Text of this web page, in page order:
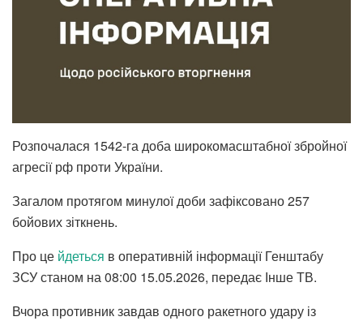
Розпочалася 1542-га доба широкомасштабної збройної
агресії рф проти України.
Загалом протягом минулої доби зафіксовано 257
бойових зіткнень.
Про це йдеться в оперативній інформації Генштабу
ЗСУ станом на 08:00 15.05.2026, передає Інше ТВ.
Вчора противник завдав одного ракетного удару із